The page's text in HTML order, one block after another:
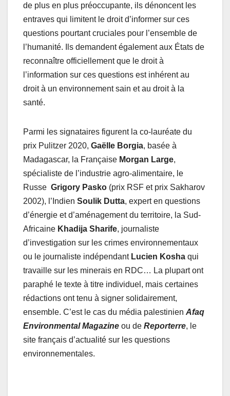
de plus en plus préoccupante, ils dénoncent les
entraves qui limitent le droit d’informer sur ces
questions pourtant cruciales pour l’ensemble de
l’humanité. Ils demandent également aux États de
reconnaître officiellement que le droit à
l’information sur ces questions est inhérent au
droit à un environnement sain et au droit à la
santé.
Parmi les signataires figurent la co-lauréate du
prix Pulitzer 2020, Gaëlle Borgia, basée à
Madagascar, la Française Morgan Large,
spécialiste de l’industrie agro-alimentaire, le
Russe Grigory Pasko (prix RSF et prix Sakharov
2002), l’Indien Soulik Dutta, expert en questions
d’énergie et d’aménagement du territoire, la Sud-
Africaine Khadija Sharife, journaliste
d’investigation sur les crimes environnementaux
ou le journaliste indépendant Lucien Kosha qui
travaille sur les minerais en RDC… La plupart ont
paraphé le texte à titre individuel, mais certaines
rédactions ont tenu à signer solidairement,
ensemble. C’est le cas du média palestinien Afaq
Environmental Magazine ou de Reporterre, le
site français d’actualité sur les questions
environnementales.